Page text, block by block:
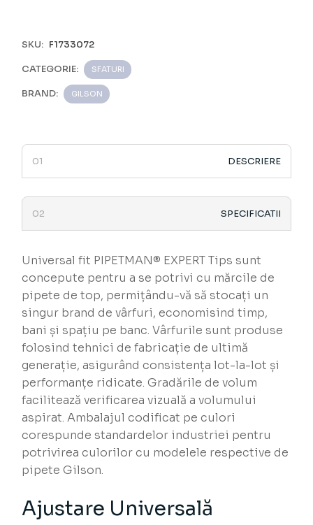
SKU: F1733072
CATEGORIE: SFATURI
BRAND: GILSON
DESCRIERE
SPECIFICATII
Universal fit PIPETMAN® EXPERT Tips sunt
concepute pentru a se potrivi cu mărcile de
pipete de top, permițându-vă să stocați un
singur brand de vârfuri, economisind timp,
bani și spațiu pe banc. Vârfurile sunt produse
folosind tehnici de fabricație de ultimă
generație, asigurând consistența lot-la-lot și
performanțe ridicate. Gradările de volum
facilitează verificarea vizuală a volumului
aspirat. Ambalajul codificat pe culori
corespunde standardelor industriei pentru
potrivirea culorilor cu modelele respective de
pipete Gilson.
Ajustare Universală